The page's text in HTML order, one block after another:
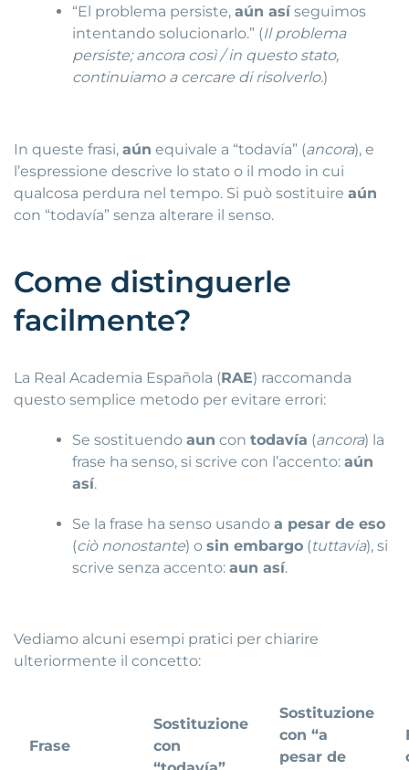
“El problema persiste,aún asíseguimos
intentando solucionarlo.” (Il problema
persiste; ancora così / in questo stato,
continuiamo a cercare di risolverlo.)
In queste frasi, aún equivale a “todavía” (ancora), e
l’espressione descrive lo stato o il modo in cui
qualcosa perdura nel tempo. Si può sostituire aún
con “todavía” senza alterare il senso.
Come distinguerle
facilmente?
La Real Academia Española (RAE) raccomanda
questo semplice metodo per evitare errori:
Se sostituendoaun contodavía (ancora) la
frase ha senso, si scrive con l’accento:aún
así.
Se la frase ha senso usandoa pesar de eso
(ciò nonostante) osin embargo (tuttavia), si
scrive senza accento:aun así.
Vediamo alcuni esempi pratici per chiarire
ulteriormente il concetto:
Frase
Sostituzione
con
Sostituzione
con “a
pesar de